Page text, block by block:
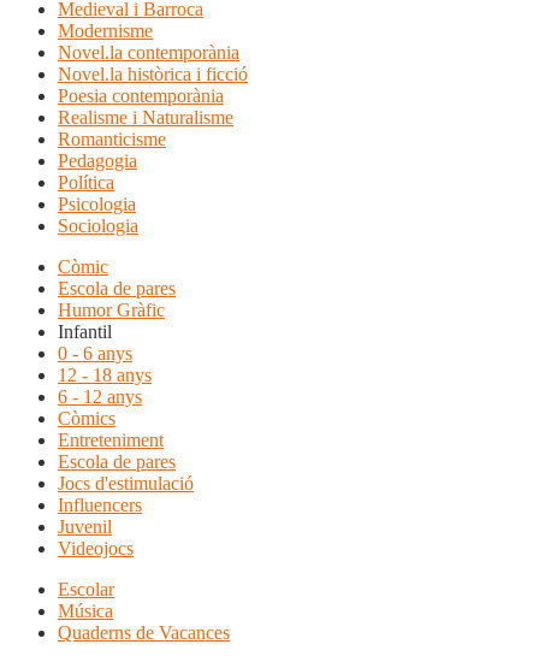
Medieval i Barroca
Modernisme
Novel.la contemporània
Novel.la històrica i ficció
Poesia contemporània
Realisme i Naturalisme
Romanticisme
Pedagogia
Política
Psicologia
Sociologia
Còmic
Escola de pares
Humor Gràfic
Infantil
0 - 6 anys
12 - 18 anys
6 - 12 anys
Còmics
Entreteniment
Escola de pares
Jocs d'estimulació
Influencers
Juvenil
Videojocs
Escolar
Música
Quaderns de Vacances